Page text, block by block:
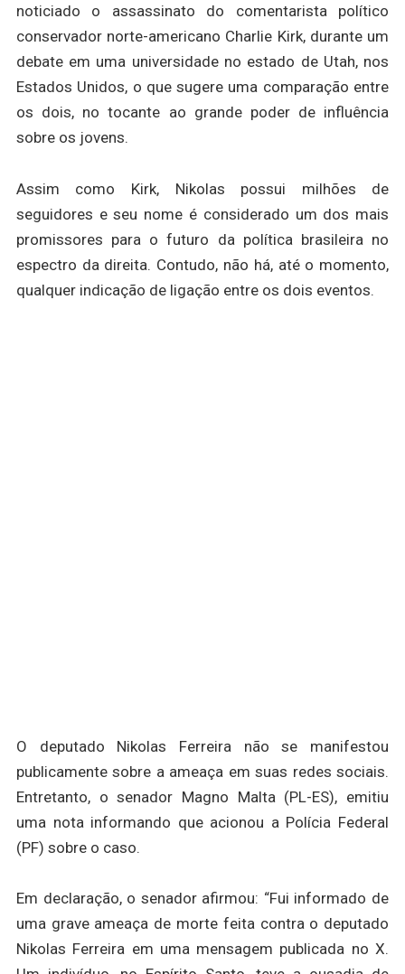
noticiado o assassinato do comentarista político
conservador norte-americano Charlie Kirk, durante um
debate em uma universidade no estado de Utah, nos
Estados Unidos, o que sugere uma comparação entre
os dois, no tocante ao grande poder de influência
sobre os jovens.
Assim como Kirk, Nikolas possui milhões de
seguidores e seu nome é considerado um dos mais
promissores para o futuro da política brasileira no
espectro da direita. Contudo, não há, até o momento,
qualquer indicação de ligação entre os dois eventos.
O deputado Nikolas Ferreira não se manifestou
publicamente sobre a ameaça em suas redes sociais.
Entretanto, o senador Magno Malta (PL-ES), emitiu
uma nota informando que acionou a Polícia Federal
(PF) sobre o caso.
Em declaração, o senador afirmou: “Fui informado de
uma grave ameaça de morte feita contra o deputado
Nikolas Ferreira em uma mensagem publicada no X.